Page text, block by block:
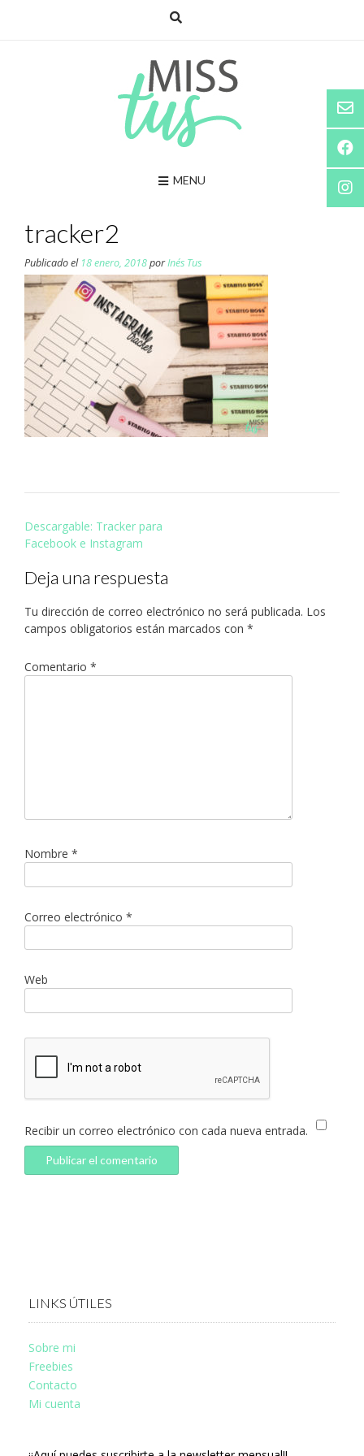
MENU
tracker2
Publicado el 18 enero, 2018porInés Tus
Navegación
de
Descargable: Tracker para
Facebook e Instagram
Deja una respuesta
Tu dirección de correo electrónico no será publicada. Los
campos obligatorios están marcados con *
Comentario *
Nombre *
Correo electrónico *
Web
Recibir un correo electrónico con cada nueva entrada.
LINKS ÚTILES
Sobre mi
Freebies
Contacto
Mi cuenta